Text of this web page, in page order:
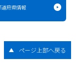
道府県情報
ページ上部へ戻る